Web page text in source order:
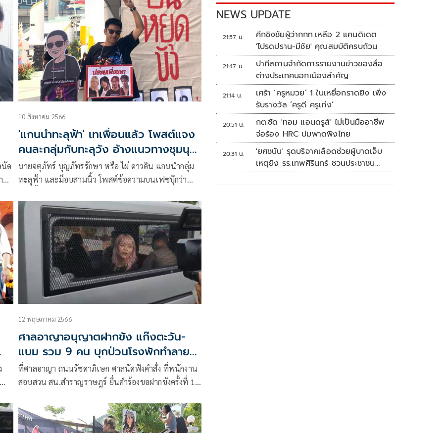
นัด
ล
10 สิงหาคม 2566
'แกนนำทะลุฟ้า' เทเพื่อนแล้ว โพสต์แจง
คนละกลุ่มกับทะลุวัง อ้างแนวทางชุมนุม
ต่างกัน
นายจตุภัทร์ บุญภัทรรักษา หรือ ไผ่ ดาวดิน แกนนำกลุ่ม
ทะลุฟ้า และม็อบสามนิ้ว โพสต์ข้อความบนเฟซบุ๊กว่า
กลุ่ม ที่มีแนวทางแตกต่างกัน
12 พฤษภาคม 2566
ศาลอาญาอนุญาตฝากขัง แก๊งตะวัน-
แบม รวม 9 คน บุกป่วนโรงพักทำลาย
ทรัพย์สิน
ที่ศาลอาญา ถนนรัชดาภิเษก ศาลนัดฟังคำสั่ง ที่พนักงาน
สอบสวน สน.สำราญราษฎร์ ยื่นคำร้องขอฝากขังครั้งที่ 1
วัฒน์ อายุ 19 ปี น.ส.ทานตะวัน ตัวตุลานนท์ อายุ 21 ปี
น.ส.อรวรรณ ภู่พงษ์ อายุ 24 ปี
NEWS UPDATE
21:57 น.
ศึกชิงชัยผู้ว่ากกท.เหลือ 2 แคนดิเดต
'โปรดปราน-มีชัย' คุณสมบัติครบถ้วน
21:47 น.
ปากีสถานจำกัดการรายงานข่าวของสื่อ
ต่างประเทศนอกเมืองสำคัญ
21:14 น.
เศร้า ‘ครูหมวย’ 1 ในเหยื่อกราดยิง เพิ่ง
รับรางวัล ‘ครูดี ครูเก่ง’
20:51 น.
กต.ซัด 'ทอม แอนดรูส์' ไม่เป็นมืออาชีพ
จ่อร้อง HRC ปมพาดพิงไทย
20:31 น.
'ยศชนัน' รุดบริจาคเลือดช่วยผู้บาดเจ็บ
เหตุยิง รร.เทพศิรินทร์ ชวนประชาชน
ร่วมบริจาค